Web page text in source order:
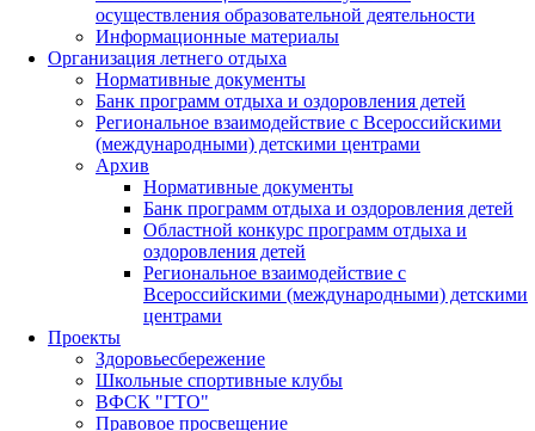
осуществления образовательной деятельности
Информационные материалы
Организация летнего отдыха
Нормативные документы
Банк программ отдыха и оздоровления детей
Региональное взаимодействие с Всероссийскими
(международными) детскими центрами
Архив
Нормативные документы
Банк программ отдыха и оздоровления детей
Областной конкурс программ отдыха и
оздоровления детей
Региональное взаимодействие с
Всероссийскими (международными) детскими
центрами
Проекты
Здоровьесбережение
Школьные спортивные клубы
ВФСК "ГТО"
Правовое просвещение